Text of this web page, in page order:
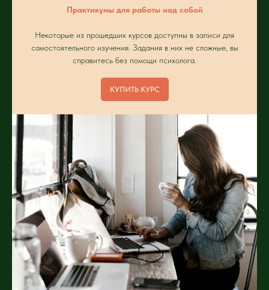
Практикумы для работы над собой
Некоторые из прошедших курсов доступны в записи для
самостоятельного изучения. Задания в них не сложные, вы
справитесь без помощи психолога.
КУПИТЬ КУРС